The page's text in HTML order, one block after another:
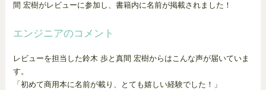
間 宏樹がレビューに参加し、書籍内に名前が掲載されました！
エンジニアのコメント
レビューを担当した鈴木 歩と真間 宏樹からはこんな声が届いていま
す。
「初めて商用本に名前が載り、とても嬉しい経験でした！」